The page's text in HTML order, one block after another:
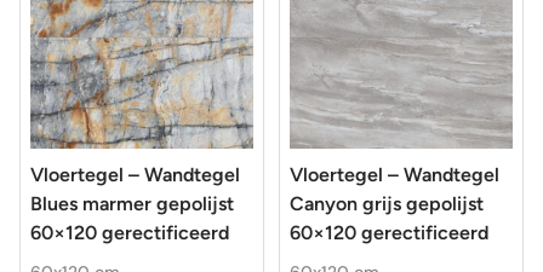
Vloertegel – Wandtegel
Blues marmer gepolijst
60×120 gerectificeerd
Vloertegel – Wandtegel
Canyon grijs gepolijst
60×120 gerectificeerd